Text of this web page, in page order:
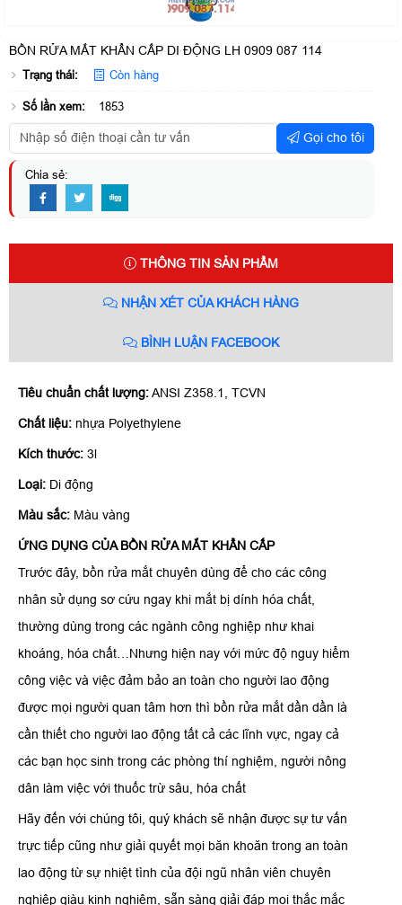
BỒN RỬA MẮT KHẨN CẤP DI ĐỘNG LH 0909 087 114
Trạng thái: Còn hàng
Số lần xem: 1853
Gọi cho tôi
Chia sẻ:
THÔNG TIN SẢN PHẨM
NHẬN XÉT CỦA KHÁCH HÀNG
BÌNH LUẬN FACEBOOK
Tiêu chuẩn chất lượng:ANSI Z358.1, TCVN
Chất liệu: nhựa Polyethylene
Kích thước: 3l
Loại: Di động
Màu sắc: Màu vàng
ỨNG DỤNG CỦA BỒN RỬA MẮT KHẨN CẤP
Trước đây, bồn rửa mắt chuyên dùng để cho các công
nhân sử dụng sơ cứu ngay khi mắt bị dính hóa chất,
thường dùng trong các ngành công nghiệp như khai
khoáng, hóa chất…Nhưng hiện nay với mức độ nguy hiểm
công việc và việc đảm bảo an toàn cho người lao động
được mọi người quan tâm hơn thì bồn rửa mắt dần dần là
cần thiết cho người lao động tất cả các lĩnh vực, ngay cả
các bạn học sinh trong các phòng thí nghiệm, người nông
dân làm việc với thuốc trừ sâu, hóa chất
Hãy đến với chúng tôi, quý khách sẽ nhận được sự tư vấn
trực tiếp cũng như giải quyết mọi băn khoăn trong an toàn
lao động từ sự nhiệt tình của đội ngũ nhân viên chuyên
nghiệp giàu kinh nghiệm, sẵn sàng giải đáp mọi thắc mắc